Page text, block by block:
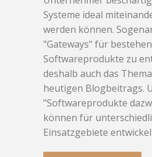
Systeme ideal
werden können.
"Gateways" für
Softwareprodukte zu
deshalb auch das
heutigen Blogbeitrags.
"Softwareprodukte
können für
Einsatzgebiete